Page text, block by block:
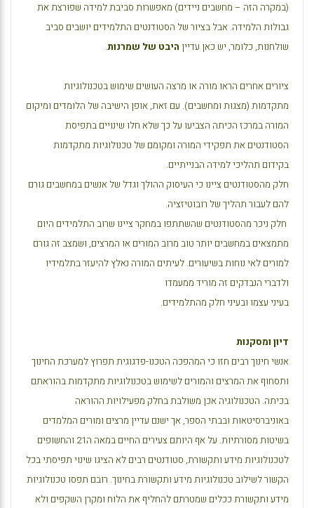
(במקרה הזה – מחשבים ניידים) מאפשרות סביבת למידה שפורצת את
גבולות הלמידה. אבל בציור של הסטודנטים התלמידים יושבים סביב
שולחנות, כלומר, יש כאן עדיין היבט של שמרנות.
ציורים אחרים הראו מורה או מרצה העושים שימוש בטכנולוגיות
מתקדמות (מצגות ומחשבים). עם זאת, אופן הישיבה של הלומדים ומיקום
המורה במרכז הכיתה הצביעו על כך שלא חלו שינויים בתפיסת
הסטודנטים את תפקידי המורה ומקומם של טכנולוגיות מתקדמות
בקידום תהליכי למידה הבנייתיים.
חלק מהסטודנטים ציינו כי העיסוק ההולך וגדל של אנשים במחשבים גורם
להם לעבור תהליך של רובוטיזציה.
חלק ניכר מהסטודנטים שהשתתפו במחקר ציינו שרוב התלמידים היום
מתמצאים במחשבים יותר טוב מרוב המורים או המרצים, ושמצב זה גורם
למורים לאי נוחות בשיעורים. לעיתים המורה נאלץ להיעזר בתלמידיו
ולדברי הנבדקים זה מוריד ממעמדו
בעיני עצמו ובעיני חלק מהתלמידים.
דיון ומסקנות
אנשי חינוך רבים חזו כי המהפכה הטכנו-פדגוגית תפרוץ למערכת החינוך
ותסחוף את המרצים והמורים לשימוש בטכנולוגיות מתקדמות בהוראתם
בכיתה. הטכנולוגיה אכן משולבת בחלק מפעילויות ההוראה
באוניברסיטאות ובבתי הספר, אך ישנם עדיין מרצים ומורים המלמדים
בשיטות מסורתיות. על אף היותם צעירים החיים במאה ה21 והחשופים
לטכנולוגיות מידע ותקשורת, סטודנטים רבים לא הציגו שינוי תפיסתי בכל
הקשור לשילוב טכנולוגיות מידע ותקשורת בחינוך. רובם תפסו טכנולוגיות
מידע ותקשורת ככלים שמטרתם להחליף את הלוח ומקרן השקפים ולא